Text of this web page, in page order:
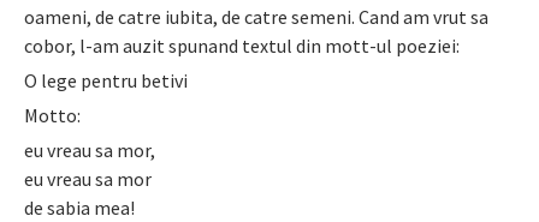
oameni, de catre iubita, de catre semeni. Cand am vrut sa
cobor, l-am auzit spunand textul din mott-ul poeziei:
O lege pentru betivi
Motto:
eu vreau sa mor,
eu vreau sa mor
de sabia mea!